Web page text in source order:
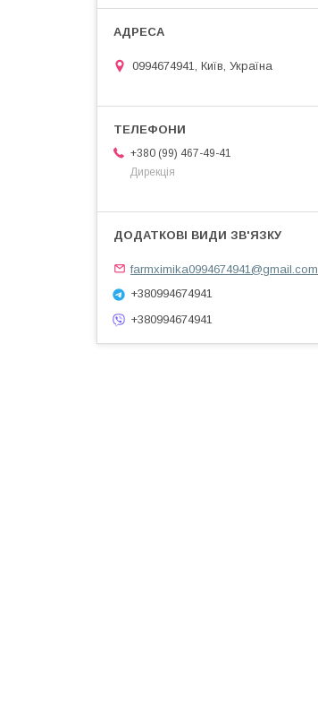
0994674941, Київ, Україна
+380 (99) 467-49-41
Дирекція
farmximika0994674941@gmail.com
+380994674941
+380994674941